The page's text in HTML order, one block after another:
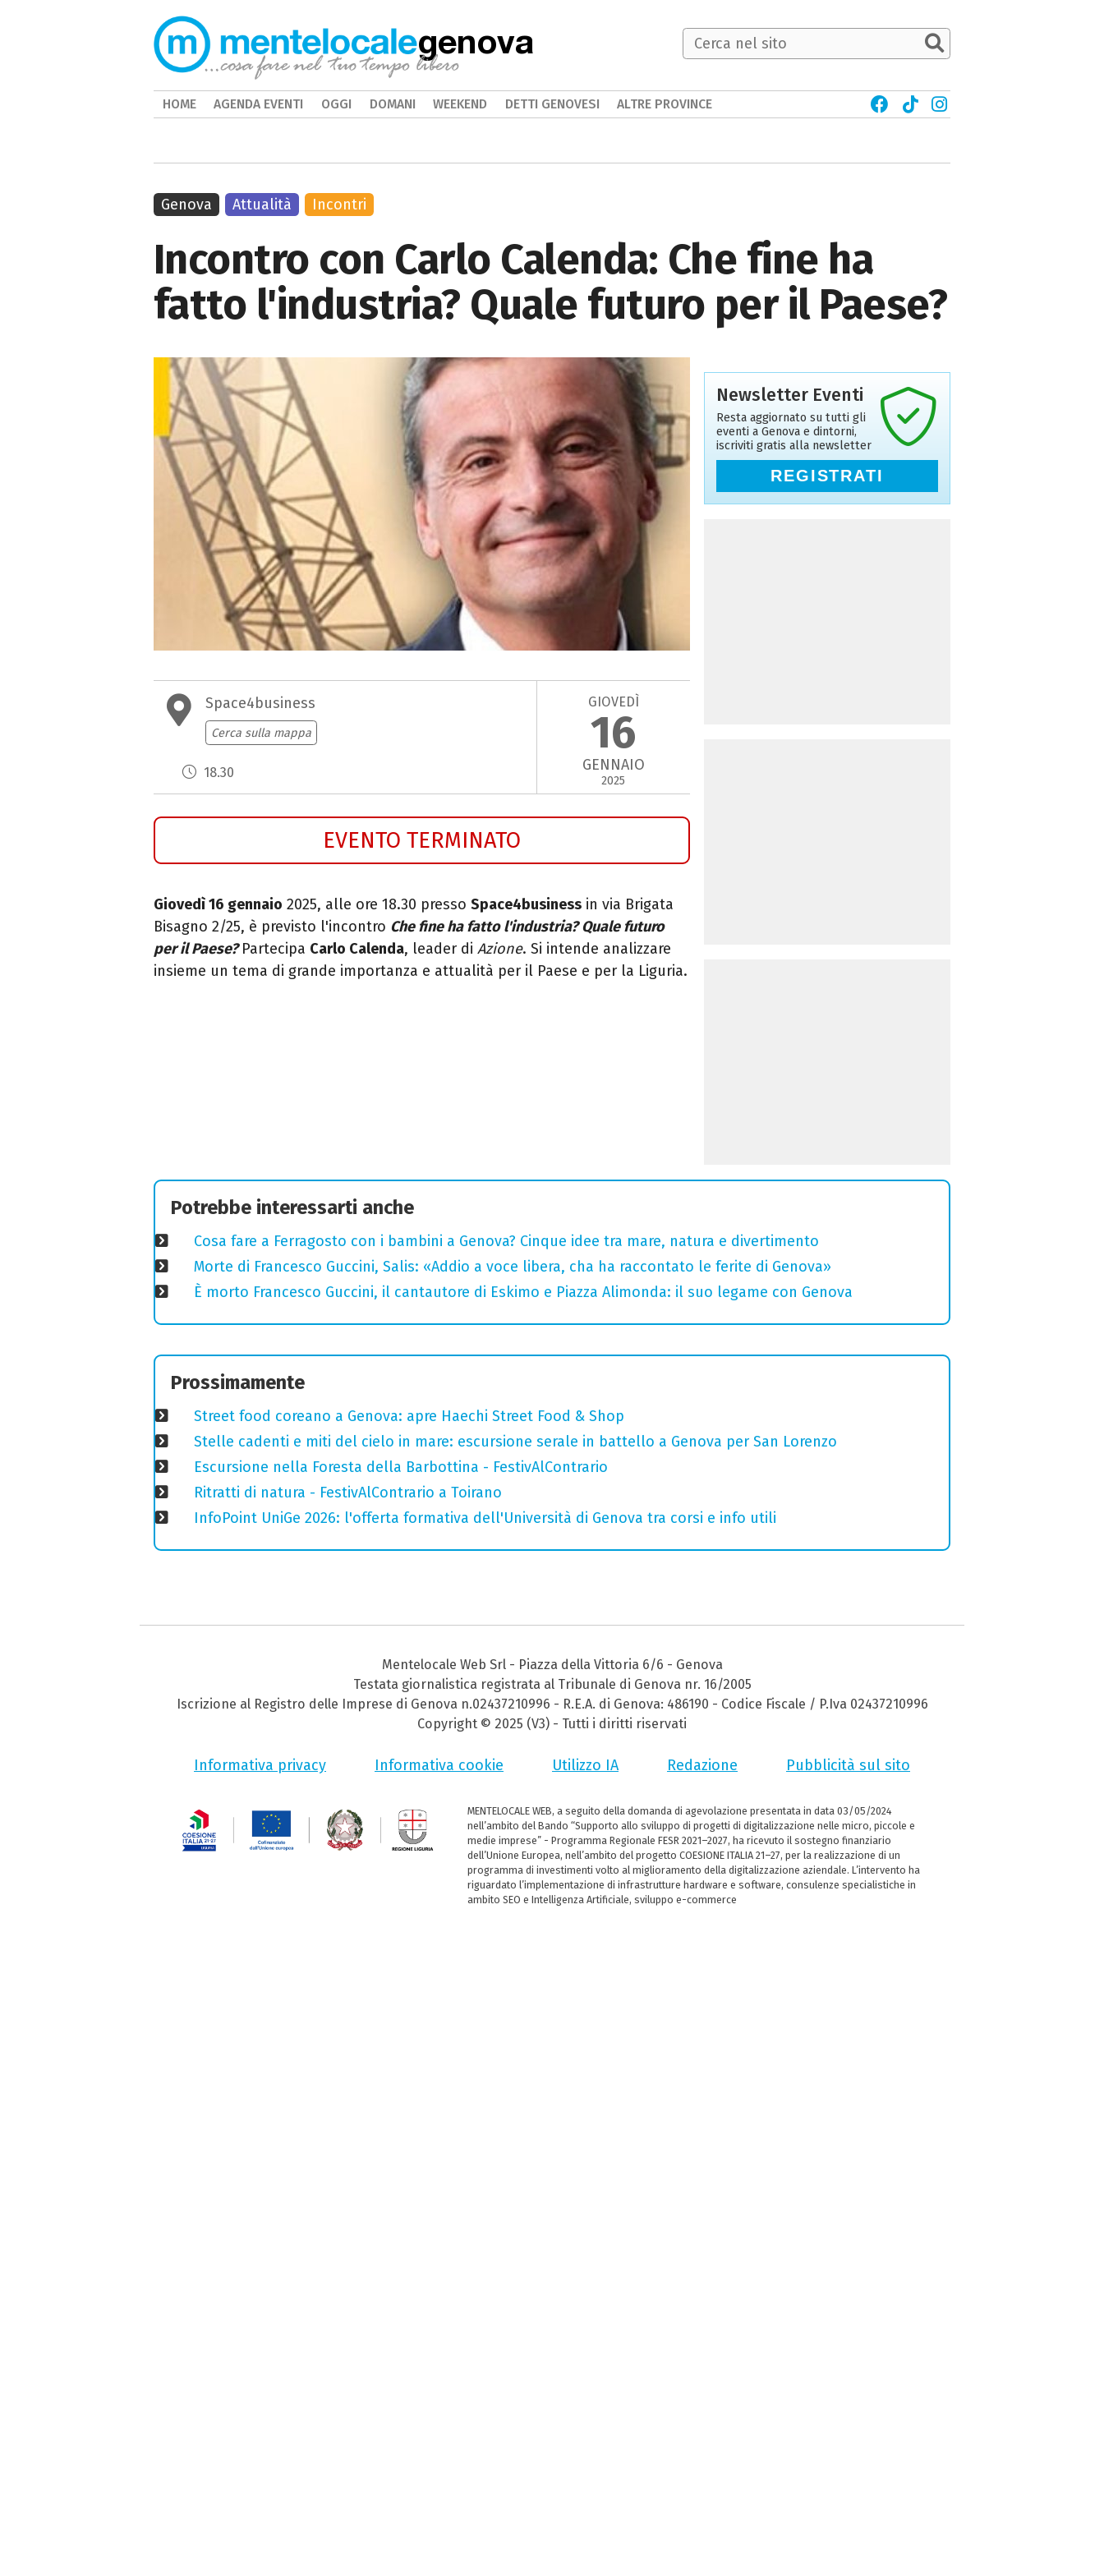
Incontro con Carlo Calenda: Che fine ha
fatto l'industria? Quale futuro per il Paese?
Space4business
Cerca sulla mappa
18.30
GIOVEDÌ
16
GENNAIO
2025
EVENTO TERMINATO
Giovedì 16 gennaio 2025, alle ore 18.30 presso Space4business in via Brigata
Bisagno 2/25, è previsto l'incontro Che fine ha fatto l'industria?Quale futuro
per il Paese? Partecipa Carlo Calenda, leader di Azione. Si intende analizzare
insieme un tema di grande importanza e attualità per il Paese e per la Liguria.
Genova Attualità Incontri
Newsletter Eventi
Resta aggiornato su tutti gli
eventi a Genova e dintorni,
iscriviti gratis alla newsletter
REGISTRATI
Potrebbe interessarti anche
Cosa fare a Ferragosto con i bambini a Genova? Cinque idee tra mare, natura e divertimento
Morte di Francesco Guccini, Salis: «Addio a voce libera, cha ha raccontato le ferite di Genova»
È morto Francesco Guccini, il cantautore di Eskimo e Piazza Alimonda: il suo legame con Genova
Prossimamente
Street food coreano a Genova: apre Haechi Street Food & Shop
Stelle cadenti e miti del cielo in mare: escursione serale in battello a Genova per San Lorenzo
Escursione nella Foresta della Barbottina - FestivAlContrario
Ritratti di natura - FestivAlContrario a Toirano
InfoPoint UniGe 2026: l'offerta formativa dell'Università di Genova tra corsi e info utili
genova
HOME AGENDA EVENTI OGGI DOMANI WEEKEND DETTI GENOVESI ALTRE PROVINCE
Mentelocale Web Srl - Piazza della Vittoria 6/6 - Genova
Testata giornalistica registrata al Tribunale di Genova nr. 16/2005
Iscrizione al Registro delle Imprese di Genova n.02437210996 - R.E.A. di Genova: 486190 - Codice Fiscale / P.Iva 02437210996
Copyright © 2025 (V3) - Tutti i diritti riservati
Informativa privacy Informativa cookie Utilizzo IA Redazione Pubblicità sul sito
MENTELOCALE WEB, a seguito della domanda di agevolazione presentata in data 03/05/2024
nell’ambito del Bando “Supporto allo sviluppo di progetti di digitalizzazione nelle micro, piccole e
medie imprese” - Programma Regionale FESR 2021–2027, ha ricevuto il sostegno finanziario
dell’Unione Europea, nell’ambito del progetto COESIONE ITALIA 21–27, per la realizzazione di un
programma di investimenti volto al miglioramento della digitalizzazione aziendale. L’intervento ha
riguardato l’implementazione di infrastrutture hardware e software, consulenze specialistiche in
ambito SEO e Intelligenza Artificiale, sviluppo e-commerce